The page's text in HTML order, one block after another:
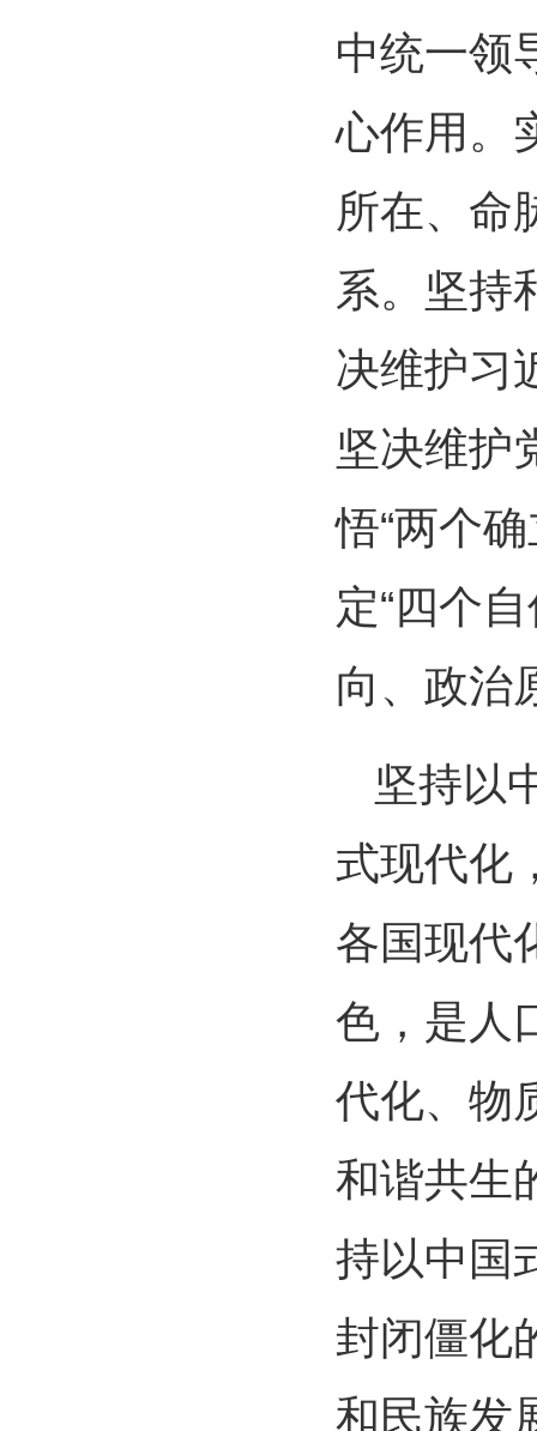
中统一领
心作用。
所在、命
系。坚持
决维护习
坚决维护
悟“两个
定“四个
向、政治
坚持以
式现代化
各国现代
色，是人
代化、物
和谐共生
持以中国
封闭僵化
和民族发